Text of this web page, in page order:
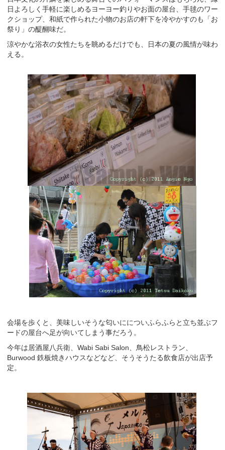
日よろしく手軽に楽しめるヨーヨー釣りやお面の屋台、手毬のワー
クショップ、和紙で作られた小物のお店の軒下を冷やかすのも「お
祭り」の醍醐味だ。
涼やかな浴衣の女性たちを眺めるだけでも、日本の夏の風情が味わ
える。
会場を歩くと、美味しいそうな匂いにについふらふらと立ち並ぶフ
ードの屋台へ足が向いてしまう事だろう。
今年は居酒屋八兵衛、Wabi Sabi Salon、鳥松レストラン、
Burwood 鉄板焼きハウスなどなど、そうそうたる飲食店が出店予
定。